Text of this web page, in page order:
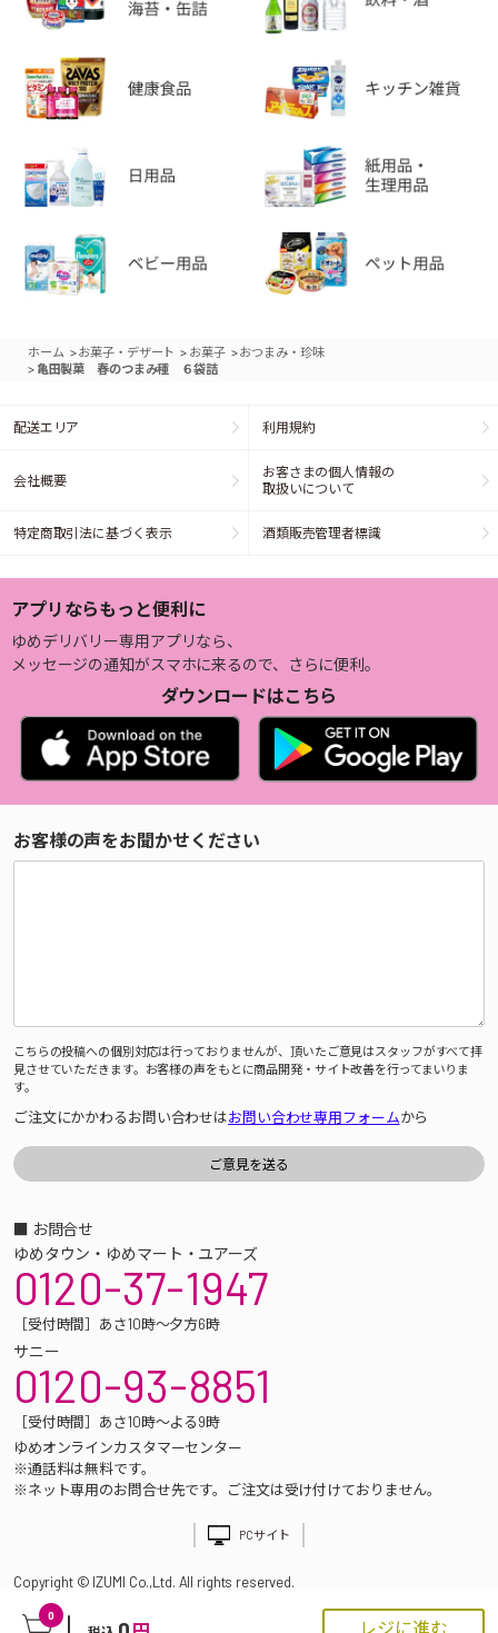
0
レジに進む
ホーム >お菓子・デザート > お菓子 >おつまみ・珍味
> 亀田製菓 春のつまみ種 ６袋詰
配送エリア 利用規約
会社概要
お客さまの個人情報の
取扱いについて
特定商取引法に基づく表示 酒類販売管理者標識
アプリならもっと便利に
ゆめデリバリー専用アプリなら、
メッセージの通知がスマホに来るので、さらに便利。
ダウンロードはこちら
お客様の声をお聞かせください
こちらの投稿への個別対応は行っておりませんが、頂いたご意見はスタッフがすべて拝
見させていただきます。お客様の声をもとに商品開発・サイト改善を行ってまいりま
す。
ご注文にかかわるお問い合わせはお問い合わせ専用フォームから
■ お問合せ
ゆめタウン・ゆめマート・ユアーズ
0120-37-1947
［受付時間］あさ10時～夕方6時
サニー
0120-93-8851
［受付時間］あさ10時～よる9時
ゆめオンラインカスタマーセンター
※通話料は無料です。
※ネット専用のお問合せ先です。ご注文は受け付けておりません。
PCサイト
Copyright © IZUMI Co.,Ltd. All rights reserved.